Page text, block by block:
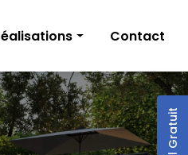
et ventilation
Contact